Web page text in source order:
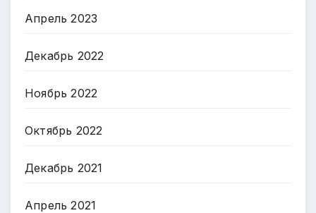
Апрель 2023
Декабрь 2022
Ноябрь 2022
Октябрь 2022
Декабрь 2021
Апрель 2021